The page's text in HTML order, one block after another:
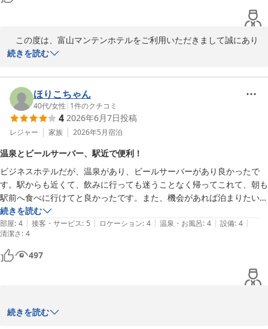
フロント　國谷
富山マンテンホテル（マンテンホテルチェーン）
2026-06-20
この度は、富山マンテンホテルをご利用いただきまして誠にあり
がとうございます。ご朝食や最上階の大浴場にご満足いただけたと
当ホテルの朝食は、和食と洋食のセットメニューをご用意してお
ります。今回、お客様に選んでいただいた和食は、新鮮ないか刺し
や昆布締め、焼き魚、北陸ならではの珍味をお召し上がりいただ
け、どれも富山県産のもちもちコシヒカリとの相性も抜群です。
また、当ホテルは路面電車の駅「桜橋」駅が目の前にございま
す。1日に多くの本数が走っておりますので、観光やお食事に便利
でございます。フロントカウンターでは路面電車の半額チケットも
お渡ししておりますので、お気軽にお声がけくださいませ。
マンテンホテルは富山の当ホテル以外にも、富山県、石川県、福
井県の北陸3県、7館展開致しております。ぜひ、北陸にお越しの際
は「北陸の宿」マンテンホテルチェーンをご利用下さいませ。
■□■　富山マンテンホテルの魅力　■□■
続きを読む
ほりこちゃん
40代/女性 | 1件のクチコミ
4 2026年6月7日投稿
レジャー 家族 2026年5月宿泊
温泉とビールサーバー、駅近で便利！
ビジネスホテルだが、温泉があり、ビールサーバーがあり良かったで
す。駅からも近くて、飲みに行っても迷うことなく帰ってこれて、朝も
駅前へ食べに行けてと良かったです。また、機会があれば泊まりたいで
す。
続きを読む
部屋: 4 | 接客・サービス: 5 | ロケーション: 4 | 温泉・お風呂: 4 | 設備: 4 |
清潔さ: 4
497
この度は当ホテルをご利用いただき、誠にありがとうございま
続きを読む